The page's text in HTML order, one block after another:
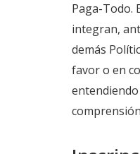
Paga-Todo.
integran,
demás
favor o en